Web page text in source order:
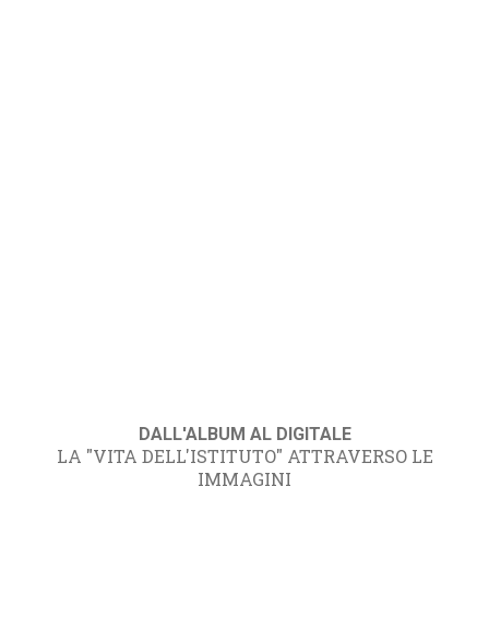
DALL'ALBUM AL DIGITALE
LA "VITA DELL'ISTITUTO" ATTRAVERSO LE
IMMAGINI